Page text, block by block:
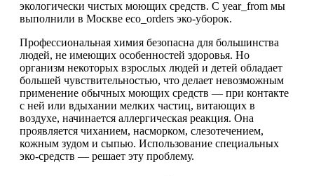
экологически чистых моющих средств. С year_from мы
выполнили в Москве eco_orders эко-уборок.
Профессиональная химия безопасна для большинства
людей, не имеющих особенностей здоровья. Но
организм некоторых взрослых людей и детей обладает
большей чувствительностью, что делает невозможным
применение обычных моющих средств — при контакте
с ней или вдыхании мелких частиц, витающих в
воздухе, начинается аллергическая реакция. Она
проявляется чиханием, насморком, слезотечением,
кожным зудом и сыпью. Использование специальных
эко-средств — решает эту проблему.